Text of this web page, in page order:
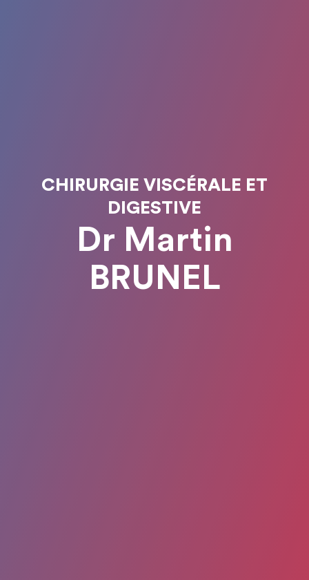
CHIRURGIE VISCÉRALE ET
DIGESTIVE
Dr Martin
BRUNEL